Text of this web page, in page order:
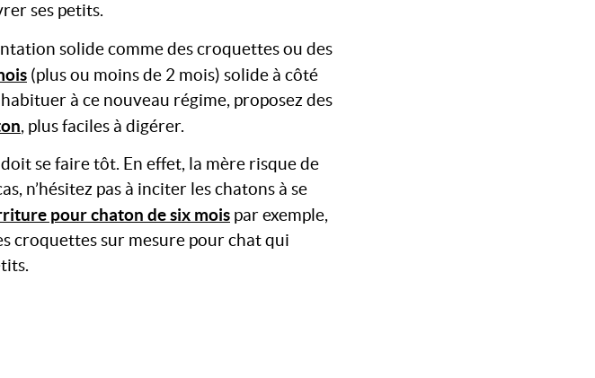
ses petits.
solide comme des croquettes ou des
(plus ou moins de 2 mois) solide à côté
à ce nouveau régime, proposez des
, plus faciles à digérer.
se faire tôt. En effet, la mère risque de
n’hésitez pas à inciter les chatons à se
pour chaton de six mois par exemple,
croquettes sur mesure pour chat qui